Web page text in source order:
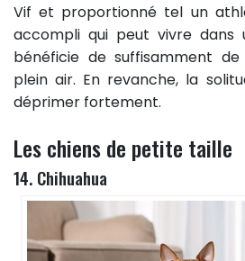
Vif et proportionné tel un
accompli qui peut vivre dans
bénéficie de suffisamment
plein air. En revanche, la
déprimer fortement.
Les chiens de petite taille
14. Chihuahua